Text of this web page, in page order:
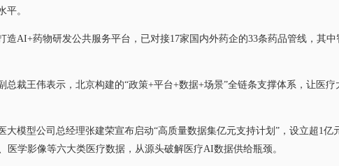
平。
AI+药物研发公共服务平台，已对接17家国内外药企的33条药品管线，其中
王伟表示，北京构建的“政策+平台+数据+场景”全链条支撑体系，让医疗
模型公司总经理张建荣宣布启动“高质量数据集亿元支持计划”，设立超1亿
医学影像等六大类医疗数据，从源头破解医疗AI数据供给瓶颈。